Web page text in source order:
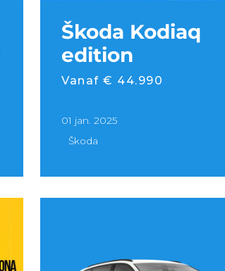
Škoda Kodiaq
edition
Vanaf € 44.990
01 jan. 2025
Škoda